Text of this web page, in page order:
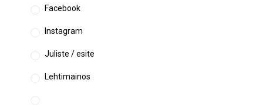
Facebook
Instagram
Juliste / esite
Lehtimainos